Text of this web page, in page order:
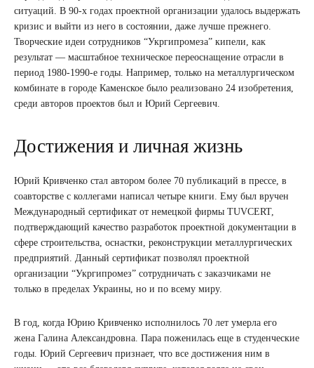
ситуаций. В 90-х годах проектной организации удалось выдержать
кризис и выйти из него в состоянии, даже лучше прежнего.
Творческие идеи сотрудников “Укргипромеза” кипели, как
результат — масштабное техническое переоснащение отрасли в
период 1980-1990-е годы. Например, только на металлургическом
комбинате в городе Каменское было реализовано 24 изобретения,
среди авторов проектов был и Юрий Сергеевич.
Достижения и личная жизнь
Юрий Кривченко стал автором более 70 публикаций в прессе, в
соавторстве с коллегами написал четыре книги. Ему был вручен
Международный сертификат от немецкой фирмы TUVCERT,
подтверждающий качество разработок проектной документации в
сфере строительства, оснастки, реконструкции металлургических
предприятий. Данный сертификат позволял проектной
организации “Укргипромез” сотрудничать с заказчиками не
только в пределах Украины, но и по всему миру.
В год, когда Юрию Кривченко исполнилось 70 лет умерла его
жена Галина Александровна. Пара поженилась еще в студенческие
годы. Юрий Сергеевич признает, что все достижения ним в